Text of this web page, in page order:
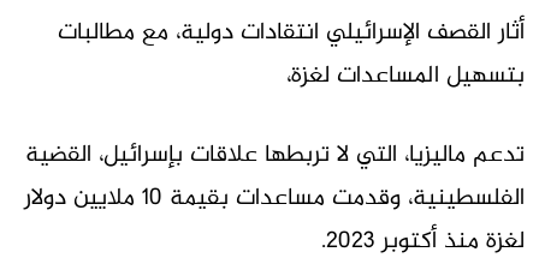
أثار القصف الإسرائيلي انتقادات دولية، مع مطالبات
بتسهيل المساعدات لغزة،
تدعم ماليزيا، التي لا تربطها علاقات بإسرائيل، القضية
الفلسطينية، وقدمت مساعدات بقيمة 10 ملايين دولار
لغزة منذ أكتوبر 2023.